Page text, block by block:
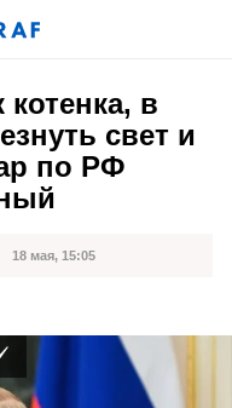
в
свет и
по РФ
18 мая, 15:05